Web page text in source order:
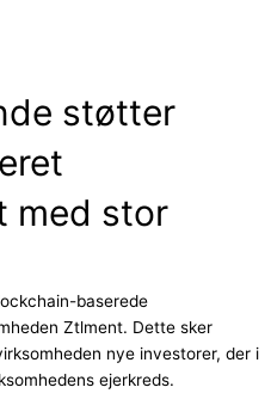
støtter
med stor
baserede
Ztlment. Dette sker
nye investorer, der i
ejerkreds.